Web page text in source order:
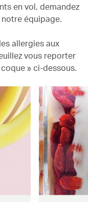
en vol, demandez
notre équipage.
allergies aux
vous reporter
» ci-dessous.